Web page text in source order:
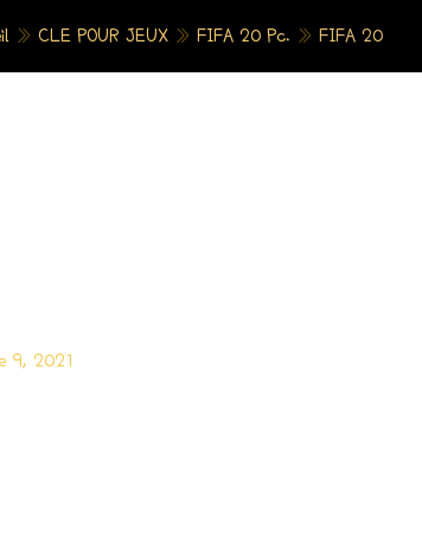
» CLE POUR JEUX » FIFA 20 Pc. » FIFA 20
9, 2021